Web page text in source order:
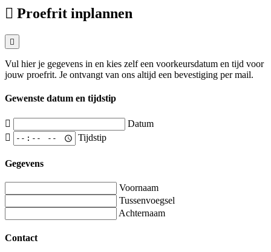
Proefrit inplannen
Vul hier je gegevens in en kies zelf een voorkeursdatum en tijd voor
jouw proefrit. Je ontvangt van ons altijd een bevestiging per mail.
Gewenste datum en tijdstip
Datum
Tijdstip
Gegevens
Voornaam
Tussenvoegsel
Achternaam
Contact